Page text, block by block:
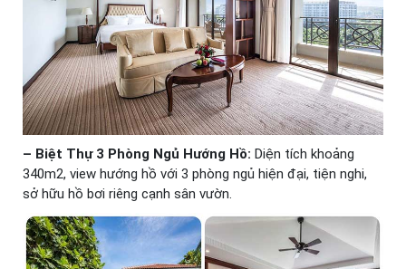
– Biệt Thự 3 Phòng Ngủ Hướng Hồ: Diện tích khoảng
340m2, view hướng hồ với 3 phòng ngủ hiện đại, tiện nghi,
sở hữu hồ bơi riêng cạnh sân vườn.